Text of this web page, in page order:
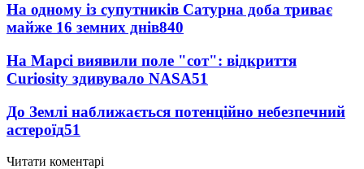
На одному із супутників Сатурна доба триває
майже 16 земних днів840
На Марсі виявили поле "сот": відкриття
Curiosity здивувало NASA51
До Землі наближається потенційно небезпечний
астероїд51
Читати коментарі